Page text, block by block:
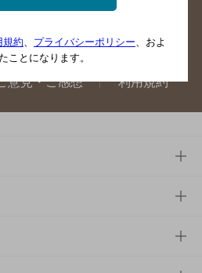
舗様ログイン
意見・ご感想 利用規約
規約 プライバシーポリシー 、およ
ことになります。